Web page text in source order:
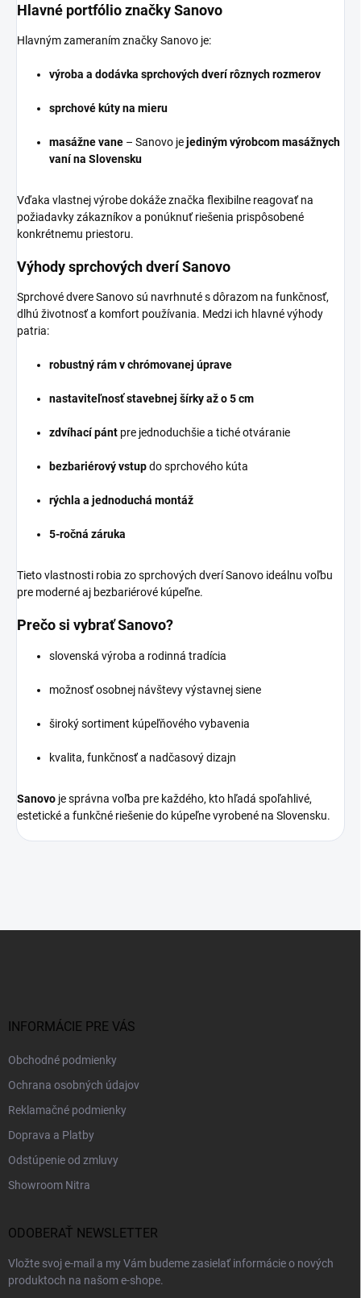
Hlavné portfólio značky Sanovo
Hlavným zameraním značky Sanovo je:
výroba a dodávka sprchových dverí rôznych rozmerov
sprchové kúty na mieru
masážne vane – Sanovo jejediným výrobcom masážnych
vaní na Slovensku
Vďaka vlastnej výrobe dokáže značka flexibilne reagovať na
požiadavky zákazníkov a ponúknuť riešenia prispôsobené
konkrétnemu priestoru.
Výhody sprchových dverí Sanovo
Sprchové dvere Sanovo sú navrhnuté s dôrazom na funkčnosť,
dlhú životnosť a komfort používania. Medzi ich hlavné výhody
patria:
robustný rám v chrómovanej úprave
nastaviteľnosť stavebnej šírky až o 5 cm
zdvíhací pánt pre jednoduchšie a tiché otváranie
bezbariérový vstupdo sprchového kúta
rýchla a jednoduchá montáž
5-ročná záruka
Tieto vlastnosti robia zo sprchových dverí Sanovo ideálnu voľbu
pre moderné aj bezbariérové kúpeľne.
Prečo si vybrať Sanovo?
slovenská výroba a rodinná tradícia
možnosť osobnej návštevy výstavnej siene
široký sortiment kúpeľňového vybavenia
kvalita, funkčnosť a nadčasový dizajn
Sanovo je správna voľba pre každého, kto hľadá spoľahlivé,
estetické a funkčné riešenie do kúpeľne vyrobené na Slovensku.
INFORMÁCIE PRE VÁS
Obchodné podmienky
Ochrana osobných údajov
Reklamačné podmienky
Doprava a Platby
Odstúpenie od zmluvy
Showroom Nitra
ODOBERAŤ NEWSLETTER
Vložte svoj e-mail a my Vám budeme zasielať informácie o nových
produktoch na našom e-shope.